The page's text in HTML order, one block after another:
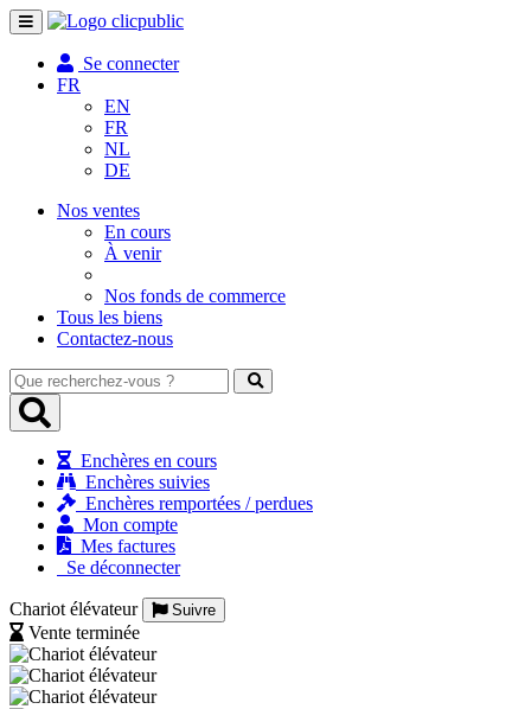
Toggle
navigation
Se connecter
FR
EN
FR
NL
DE
Nos ventes
En cours
À venir
Nos fonds de commerce
Tous les biens
Contactez-nous
Que
recherchez-
vous
Enchères en cours
Enchères suivies
Enchères remportées / perdues
Mon compte
Mes factures
Se déconnecter
Chariot élévateur Suivre
Vente terminée